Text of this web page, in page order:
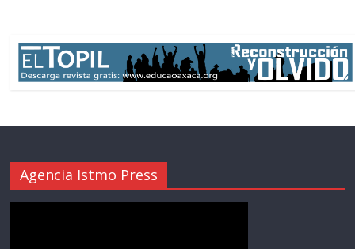
Agencia Istmo Press